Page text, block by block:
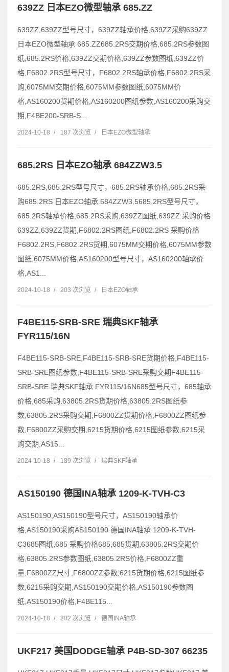
639ZZ 日本EZO微型轴承 685.ZZ
639ZZ,639ZZ型号尺寸，639ZZ轴承价格,639ZZ采购639ZZ
日本EZO微型轴承 685.ZZ685.2RS交期价格,685.2RS参数图
纸,685.2RS价格,639ZZ交期价格,639ZZ参数图纸,639ZZ价
格,F6802.2RS型号尺寸，F6802.2RS轴承价格,F6802.2RS采
购,6075MM交期价格,6075MM参数图纸,6075MM价
格,AS160200货期价格,AS160200图纸参数,AS160200采购交
期,F4BE200-SRB-S...
2024-10-18 / 187 次浏览 / 日本EZO微型轴承
685.2RS 日本EZO轴承 684ZZW3.5
685.2RS,685.2RS型号尺寸，685.2RS轴承价格,685.2RS采
购685.2RS 日本EZO轴承 684ZZW3.5685.2RS型号尺寸，
685.2RS轴承价格,685.2RS采购,639ZZ图纸,639ZZ 采购价格
639ZZ,639ZZ货期,F6802.2RS图纸,F6802.2RS 采购价格
F6802.2RS,F6802.2RS货期,6075MM交期价格,6075MM参数
图纸,6075MM价格,AS160200型号尺寸，AS160200轴承价
格,AS1...
2024-10-18 / 203 次浏览 / 日本EZO轴承
F4BE115-SRB-SRE 瑞典SKF轴承
FYR115/16N
F4BE115-SRB-SRE,F4BE115-SRB-SRE货期价格,F4BE115-
SRB-SRE图纸参数,F4BE115-SRB-SRE采购交期F4BE115-
SRB-SRE 瑞典SKF轴承 FYR115/16N685型号尺寸，685轴承
价格,685采购,63805.2RS货期价格,63805.2RS图纸参
数,63805.2RS采购交期,F6800ZZ货期价格,F6800ZZ图纸参
数,F6800ZZ采购交期,6215货期价格,6215图纸参数,6215采
购交期,AS15...
2024-10-18 / 189 次浏览 / 瑞典SKF轴承
AS150190 德国INA轴承 1209-K-TVH-C3
AS150190,AS150190型号尺寸，AS150190轴承价
格,AS150190采购AS150190 德国INA轴承 1209-K-TVH-
C3685图纸,685 采购价格685,685货期,63805.2RS交期价
格,63805.2RS参数图纸,63805.2RS价格,F6800ZZ重
量,F6800ZZ尺寸,F6800ZZ参数,6215货期价格,6215图纸参
数,6215采购交期,AS150190交期价格,AS150190参数图
纸,AS150190价格,F4BE115...
2024-10-18 / 202 次浏览 / 德国INA轴承
UKF217 美国DODGE轴承 P4B-SD-307 66235